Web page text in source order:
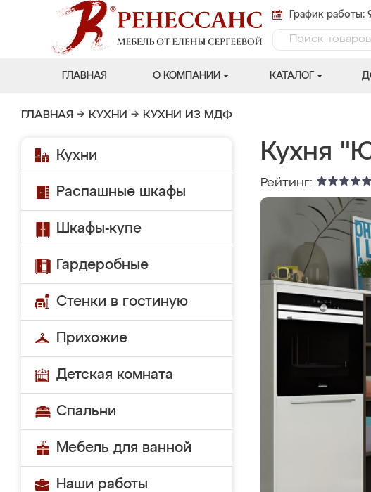
График работы:
ГЛАВНАЯ О КОМПАНИИ КАТАЛОГ
ГЛАВНАЯ → КУХНИ → КУХНИ ИЗ МДФ
Кухни
Распашные шкафы
Шкафы-купе
Гардеробные
Стенки в гостиную
Прихожие
Детская комната
Спальни
Мебель для ванной
Наши работы
Кухня
Рейтинг: